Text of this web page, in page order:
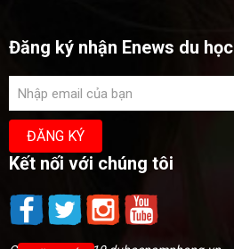
Đăng ký nhận Enews du học
Kết nối với chúng tôi